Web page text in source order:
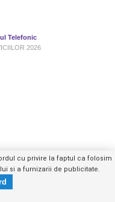
Trimite mesaj privat
Telefonic
2026
cu privire la faptul ca folosim
si a furnizarii de publicitate.